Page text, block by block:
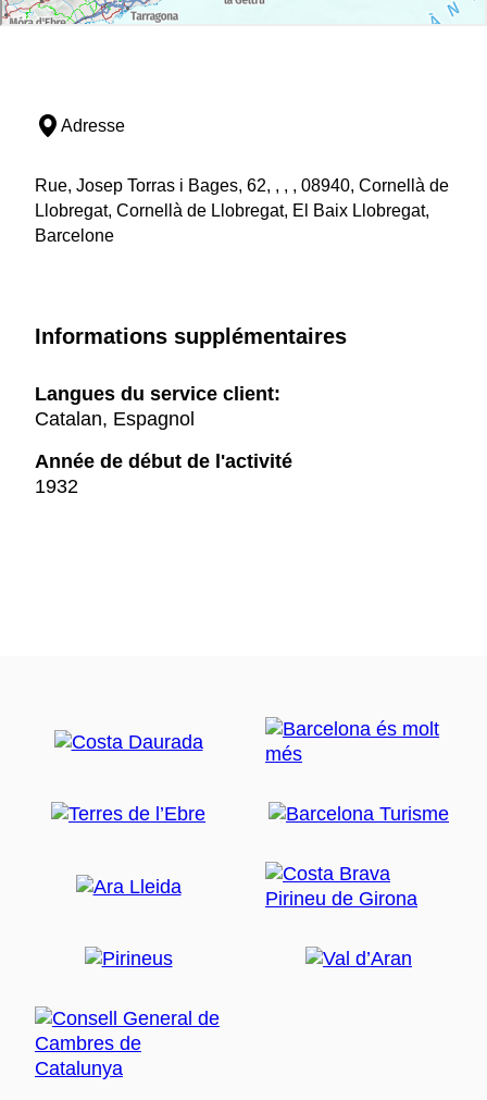
Adresse
Rue, Josep Torras i Bages, 62, , , , 08940, Cornellà de
Llobregat, Cornellà de Llobregat, El Baix Llobregat,
Barcelone
Informations supplémentaires
Langues du service client:
Catalan, Espagnol
Année de début de l'activité
1932